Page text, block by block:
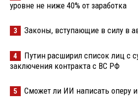
уровне не ниже 40% от заработка
3 Законы, вступающие в силу в
4
Путин расширил список лиц с
заключения контракта с ВС РФ
5 Сможет ли ИИ написать оперу